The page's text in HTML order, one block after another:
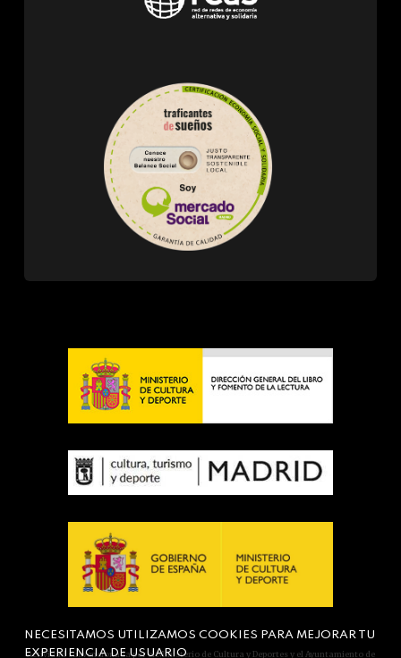
Actividad subvencionada por el Ministerio de Cultura y Deportes y el Ayuntamiento de
NECESITAMOS UTILIZAMOS COOKIES PARA MEJORAR TU
EXPERIENCIA DE USUARIO